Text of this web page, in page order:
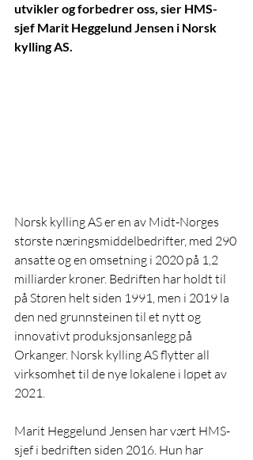
utvikler og forbedrer oss, sier HMS-
sjef Marit Heggelund Jensen i Norsk
kylling AS.
Norsk kylling AS er en av Midt-Norges
største næringsmiddelbedrifter, med 290
ansatte og en omsetning i 2020 på 1,2
milliarder kroner. Bedriften har holdt til
på Støren helt siden 1991, men i 2019 la
den ned grunnsteinen til et nytt og
innovativt produksjonsanlegg på
Orkanger. Norsk kylling AS flytter all
virksomhet til de nye lokalene i løpet av
2021.
Marit Heggelund Jensen har vært HMS-
sjef i bedriften siden 2016. Hun har